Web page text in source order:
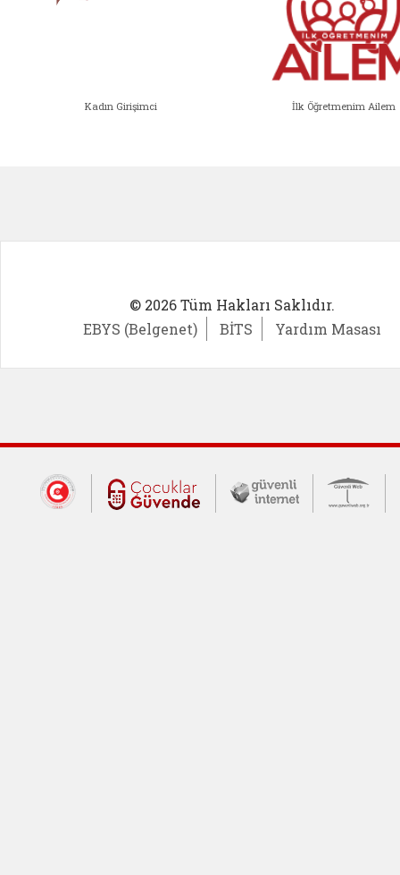
Kadın Girişimci İlk Öğretmenim Ailem
© 2026 Tüm Hakları Saklıdır.
EBYS (Belgenet)
BİTS Yardım Masası
Dış Bağlantılar
Cumhurbaşkanlığı İletişim Merkezi
Çocuklar Güvende (yeni
Güvenli